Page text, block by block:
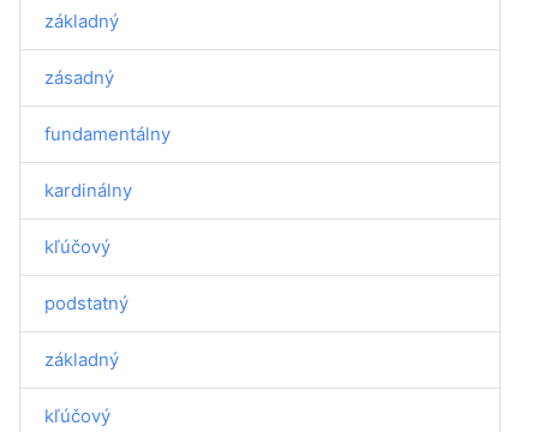
základný
zásadný
fundamentálny
kardinálny
kľúčový
podstatný
základný
kľúčový